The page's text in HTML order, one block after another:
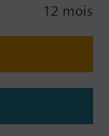
12 mois